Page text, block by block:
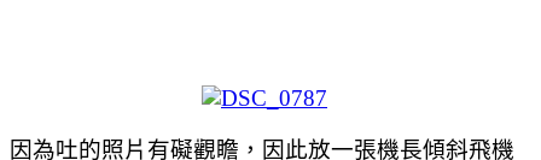
因為吐的照片有礙觀瞻，因此放一張機長傾斜飛機